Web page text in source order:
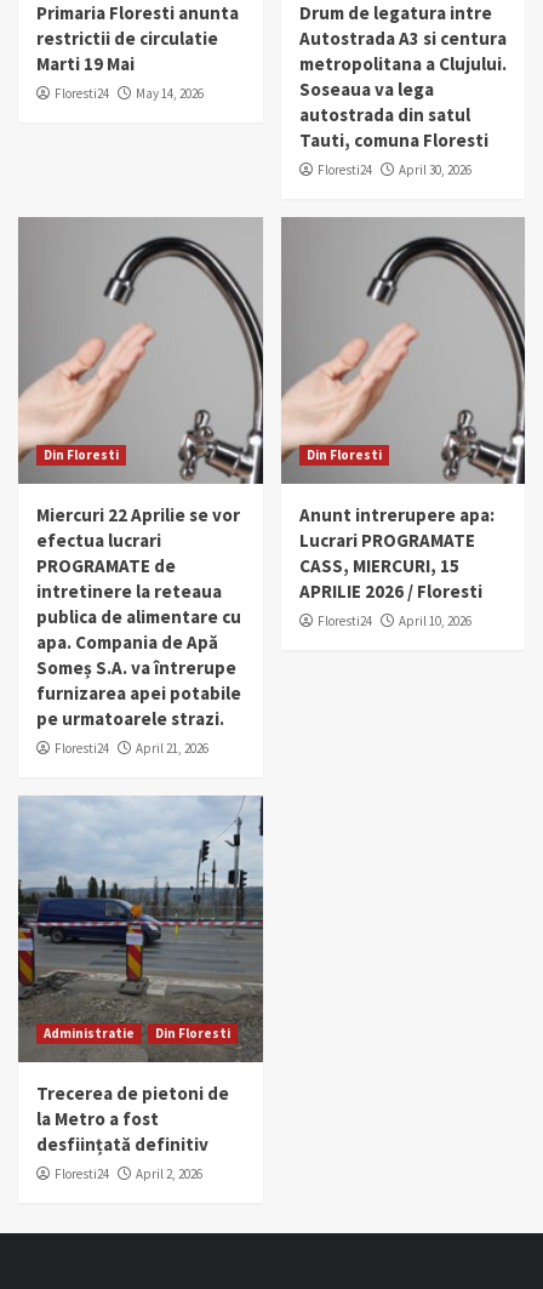
Primaria Floresti anunta
restrictii de circulatie
Marti 19 Mai
Floresti24 May 14, 2026
Drum de legatura intre
Autostrada A3 si centura
metropolitana a Clujului.
Soseaua va lega
autostrada din satul
Tauti, comuna Floresti
Floresti24 April 30, 2026
Din Floresti
Miercuri 22 Aprilie se vor
efectua lucrari
PROGRAMATE de
intretinere la reteaua
publica de alimentare cu
apa. Compania de Apă
Someș S.A. va întrerupe
furnizarea apei potabile
pe urmatoarele strazi.
Floresti24 April 21, 2026
Din Floresti
Anunt intrerupere apa:
Lucrari PROGRAMATE
CASS, MIERCURI, 15
APRILIE 2026 / Floresti
Floresti24 April 10, 2026
Administratie Din Floresti
Trecerea de pietoni de
la Metro a fost
desființată definitiv
Floresti24 April 2, 2026